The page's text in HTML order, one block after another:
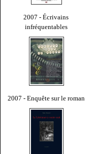
2007 - Écrivains
infréquentables
2007 - Enquête sur le roman